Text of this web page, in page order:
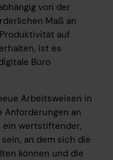
von der
Maß an
auf
ist es
Büro
Arbeitsweisen in
Anforderungen an
ein wertstiftender,
an dem sich die
können und die